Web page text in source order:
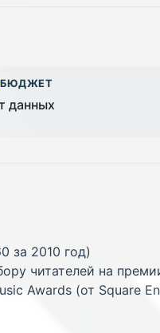
БЮДЖЕТ
данных
за 2010 год)
читателей на
Awards (от Square